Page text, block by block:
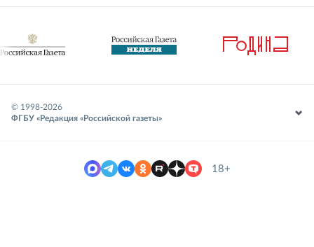
© 1998-2026
ФГБУ «Редакция «Российской газеты»
18+